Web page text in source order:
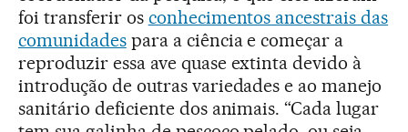
foi transferir os conhecimentos ancestrais das
comunidadespara a ciência e começar a
reproduzir essa ave quase extinta devido à
introdução de outras variedades e ao manejo
sanitário deficiente dos animais. “Cada lugar